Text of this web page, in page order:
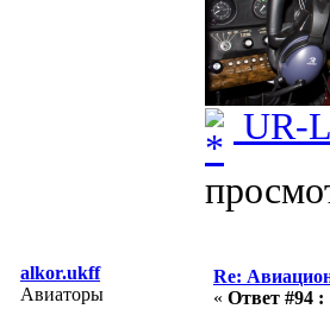
UR-
alkor.ukff
Авиаторы
Re:
« Ответ #94 :